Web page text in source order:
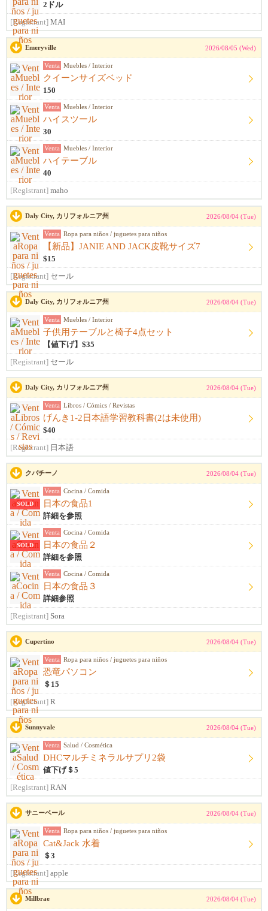
2ドル
[Registrant] MAI
Emeryville 2026/08/05 (Wed)
Venta Muebles / Interior
クイーンサイズベッド
150
Venta Muebles / Interior
ハイスツール
30
Venta Muebles / Interior
ハイテーブル
40
[Registrant] maho
Daly City, カリフォルニア州 2026/08/04 (Tue)
Venta Ropa para niños / juguetes para niños
【新品】JANIE AND JACK皮靴サイズ7
$15
[Registrant] セール
Daly City, カリフォルニア州 2026/08/04 (Tue)
Venta Muebles / Interior
子供用テーブルと椅子4点セット
【値下げ】$35
[Registrant] セール
Daly City, カリフォルニア州 2026/08/04 (Tue)
Venta Libros / Cómics / Revistas
げんき1-2日本語学習教科書(2は未使用)
$40
[Registrant] 日本語
クパチーノ 2026/08/04 (Tue)
SOLD
Venta Cocina / Comida
日本の食品1
詳細を参照
SOLD
Venta Cocina / Comida
日本の食品２
詳細を参照
Venta Cocina / Comida
日本の食品３
詳細参照
[Registrant] Sora
Cupertino 2026/08/04 (Tue)
Venta Ropa para niños / juguetes para niños
恐竜パソコン
＄15
[Registrant] R
Sunnyvale 2026/08/04 (Tue)
Venta Salud / Cosmética
DHCマルチミネラルサプリ2袋
値下げ＄5
[Registrant] RAN
サニーベール 2026/08/04 (Tue)
Venta Ropa para niños / juguetes para niños
Cat&Jack 水着
＄3
[Registrant] apple
Millbrae 2026/08/04 (Tue)